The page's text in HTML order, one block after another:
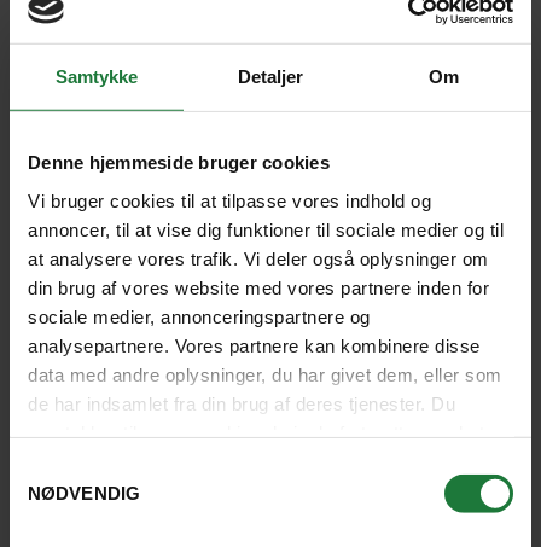
Samtykke Detaljer Om
Denne hjemmeside bruger cookies
Vi bruger cookies til at tilpasse vores indhold og
annoncer, til at vise dig funktioner til sociale medier og til
at analysere vores trafik. Vi deler også oplysninger om
din brug af vores website med vores partnere inden for
sociale medier, annonceringspartnere og
analysepartnere. Vores partnere kan kombinere disse
data med andre oplysninger, du har givet dem, eller som
de har indsamlet fra din brug af deres tjenester. Du
NØDVENDIG
ROCKY MOUNTAINS PÅ SKINNER